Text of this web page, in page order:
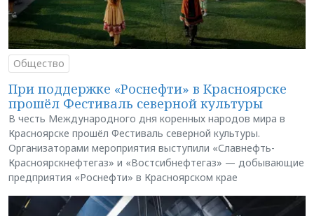
Общество
При поддержке «Роснефти» в Красноярске
прошёл Фестиваль северной культуры
В честь Международного дня коренных народов мира в
Красноярске прошёл Фестиваль северной культуры.
Организаторами мероприятия выступили «Славнефть-
Красноярскнефтегаз» и «Востсибнефтегаз» — добывающие
предприятия «Роснефти» в Красноярском крае